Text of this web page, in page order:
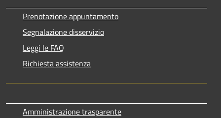
Prenotazione appuntamento
Segnalazione disservizio
Leggi le FAQ
Richiesta assistenza
Amministrazione trasparente